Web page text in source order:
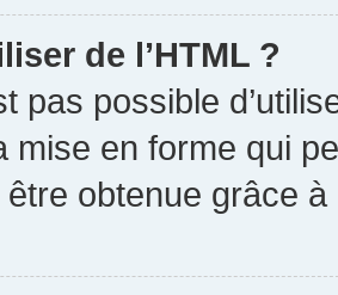
de l’HTML ?
pas possible
mise en forme qui
obtenue grâce à